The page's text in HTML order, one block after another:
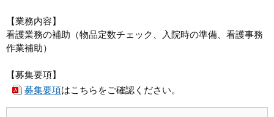
【業務内容】
看護業務の補助（物品定数チェック、入院時の準備、看護事務
作業補助）
【募集要項】
募集要項はこちらをご確認ください。